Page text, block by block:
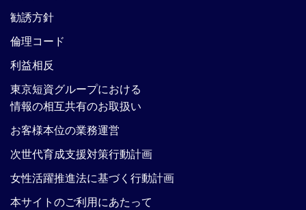
勧誘方針
倫理コード
利益相反
東京短資グループにおける
情報の相互共有のお取扱い
お客様本位の業務運営
次世代育成支援対策行動計画
女性活躍推進法に基づく行動計画
本サイトのご利用にあたって